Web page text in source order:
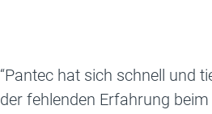
“Pantec hat sich schnell und
der fehlenden Erfahrung